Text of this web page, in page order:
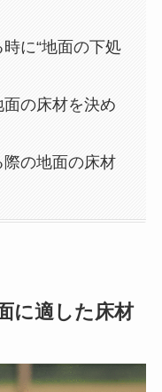
に“地面の下処
面の床材を決め
際の地面の床材
に適した床材